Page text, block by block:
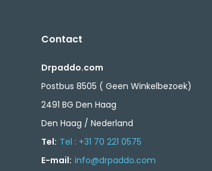
Contact
Drpaddo.com
Postbus 8505 ( Geen Winkelbezoek)
2491 BG Den Haag
Den Haag / Nederland
Tel: Tel : +31 70 221 0575
E-mail: info@drpaddo.com